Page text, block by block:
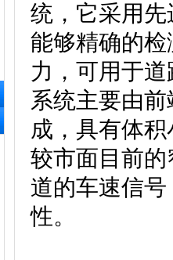
统，它采用
能够精确的
力，可用于
系统主要由
成，具有体
较市面目前
道的车速信
性。